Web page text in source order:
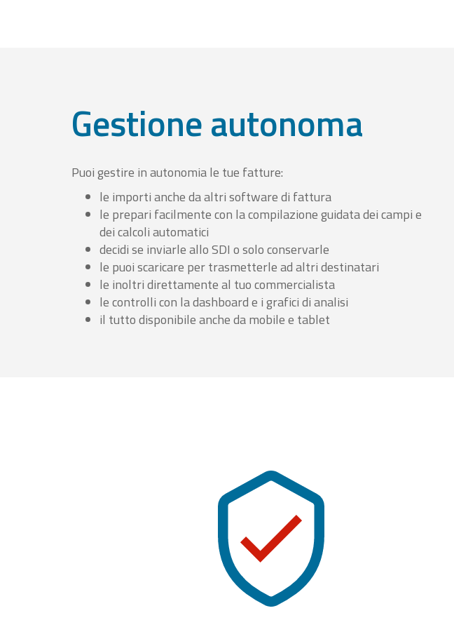
Gestione autonoma
Puoi gestire in autonomia le tue fatture:
le importi anche da altri software di fattura
le prepari facilmente con la compilazione guidata dei campi e
dei calcoli automatici
decidi se inviarle allo SDI o solo conservarle
le puoi scaricare per trasmetterle ad altri destinatari
le inoltri direttamente al tuo commercialista
le controlli con la dashboard e i grafici di analisi
il tutto disponibile anche da mobile e tablet